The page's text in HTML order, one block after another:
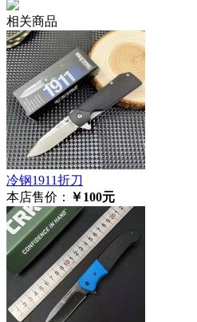
相关商品
冷钢1911折刀
本店售价： ￥100元